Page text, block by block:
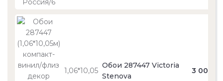
1,06*10,05
Обои 287447 Victoria
Stenova
3 000